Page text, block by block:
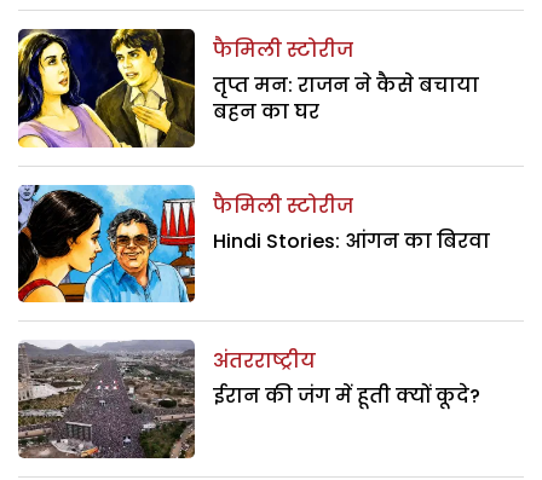
फैमिली स्टोरीज
तृप्त मन: राजन ने कैसे बचाया
बहन का घर
फैमिली स्टोरीज
Hindi Stories: आंगन का बिरवा
अंतरराष्ट्रीय
ईरान की जंग में हूती क्यों कूदे?